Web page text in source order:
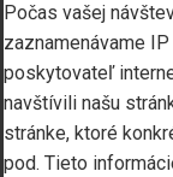
Počas vašej
zaznamenávame
poskytovateľ
navštívili našu
stránke, ktoré
pod. Tieto